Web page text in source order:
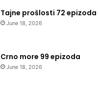
Tajne prošlosti 72 epizoda
June 18, 2026
Crno more 99 epizoda
June 18, 2026